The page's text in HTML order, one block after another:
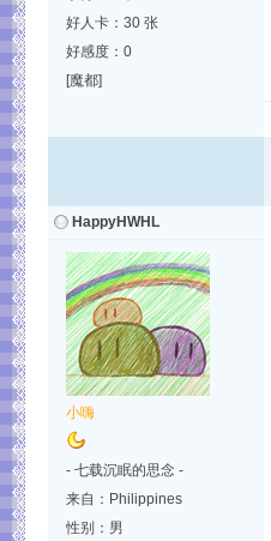
好人卡：30 张
好感度：0
[魔都]
HappyHWHL
小嗨
- 七载沉眠的思念 -
来自：Philippines
性别：男